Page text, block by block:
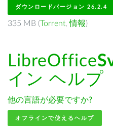
ダウンロードバージョン 26.2.4
335 MB (Torrent,情報)
LibreOffice
イン ヘルプ
他の言語が必要ですか?
オフラインで使えるヘルプ